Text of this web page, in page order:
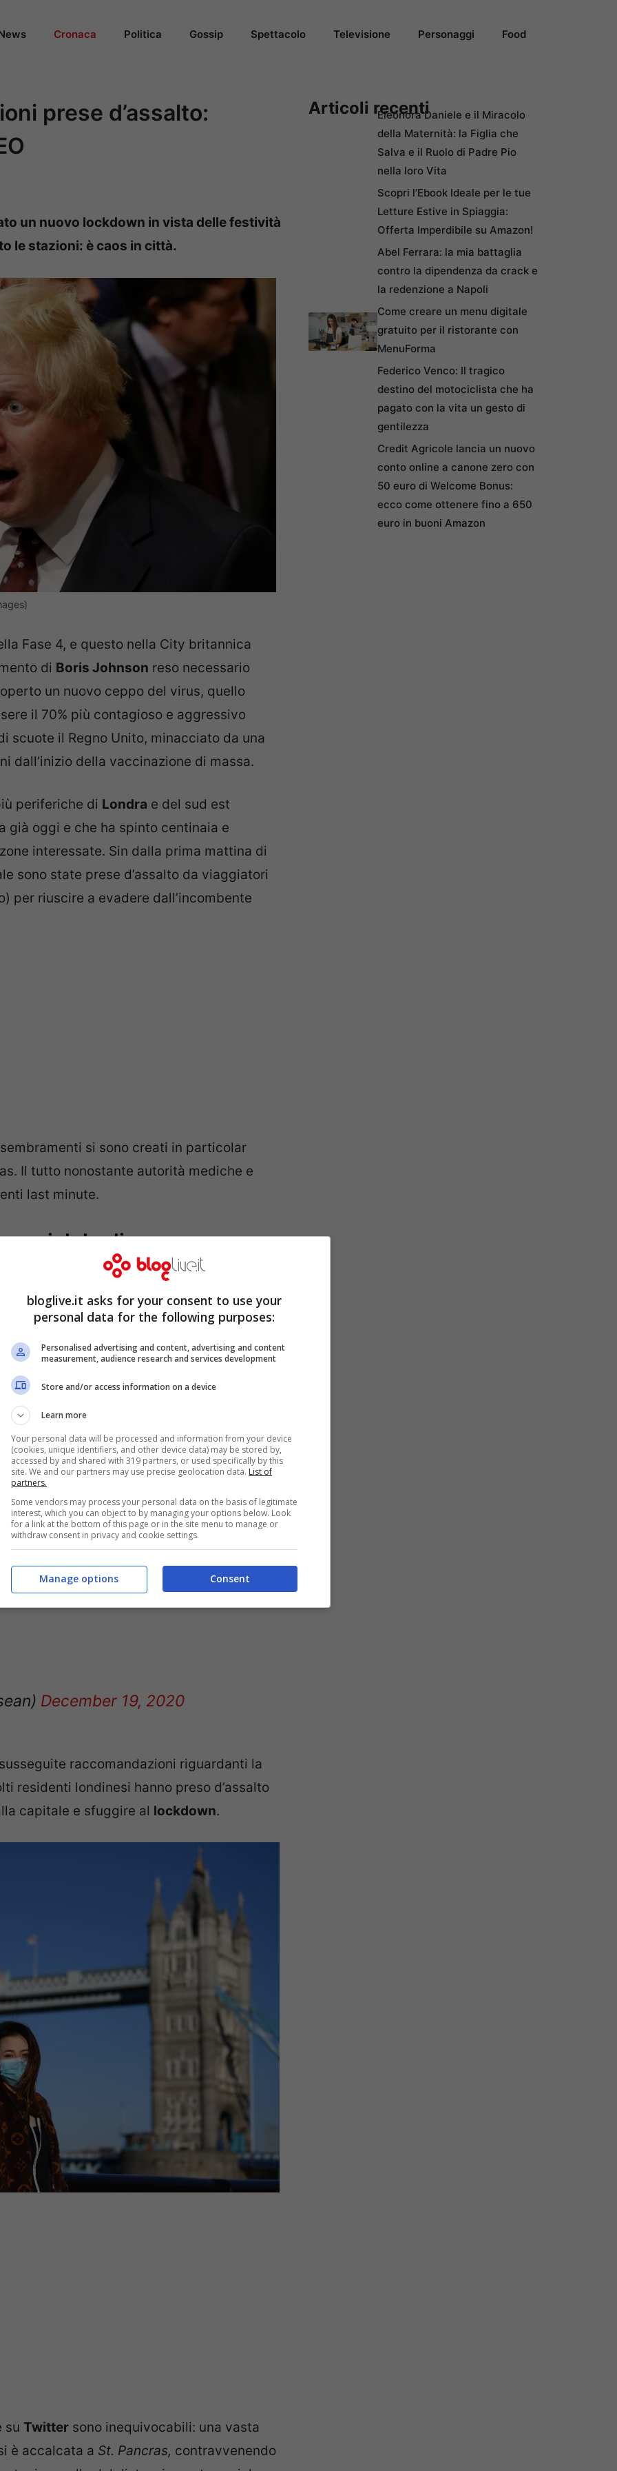
Cronaca Politica Gossip Spettacolo Televisione Personaggi Food
prese d’assalto:
un nuovo lockdown in vista delle festività
le stazioni: è caos in città.
Fase 4, e questo nella City britannica
di Boris Johnson reso necessario
un nuovo ceppo del virus, quello
il 70% più contagioso e aggressivo
scuote il Regno Unito, minacciato da una
dall’inizio della vaccinazione di massa.
periferiche di Londra e del sud est
già oggi e che ha spinto centinaia e
interessate. Sin dalla prima mattina di
sono state prese d’assalto da viaggiatori
per riuscire a evadere dall’incombente
si sono creati in particolar
Il tutto nonostante autorità mediche e
last minute.
social degli
Professor Chris Whitty said
4 areas now should unpack their
right now:
December 19, 2020
raccomandazioni riguardanti la
residenti londinesi hanno preso d’assalto
capitale e sfuggire al lockdown.
su Twitter sono inequivocabili: una vasta
è accalcata a St. Pancras, contravvenendo
Articoli recentiEleonora Daniele e il Miracolo
della Maternità: la Figlia che
Salva e il Ruolo di Padre Pio
nella loro Vita
Scopri l’Ebook Ideale per le tue
Letture Estive in Spiaggia:
Offerta Imperdibile su Amazon!
Abel Ferrara: la mia battaglia
contro la dipendenza da crack e
la redenzione a Napoli
Come creare un menu digitale
gratuito per il ristorante con
MenuForma
Federico Venco: Il tragico
destino del motociclista che ha
pagato con la vita un gesto di
gentilezza
Credit Agricole lancia un nuovo
conto online a canone zero con
50 euro di Welcome Bonus:
ecco come ottenere fino a 650
euro in buoni Amazon
bloglive.it asks for your consent to use your
personal data for the following purposes:
Personalised advertising and content, advertising and content
measurement, audience research and services development
Store and/or access information on a device
Learn more
Your personal data will be processed and information from your device
(cookies, unique identifiers, and other device data) may be stored by,
accessed by and shared with 319 partners, or used specifically by this
site. We and our partners may use precise geolocation data. List of
partners.
Some vendors may process your personal data on the basis of legitimate
interest, which you can object to by managing your options below. Look
for a link at the bottom of this page or in the site menu to manage or
withdraw consent in privacy and cookie settings.
Consent
Manage options